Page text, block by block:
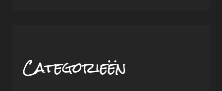
Categorieën